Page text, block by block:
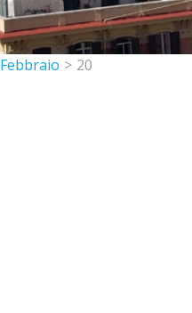
Febbraio > 20